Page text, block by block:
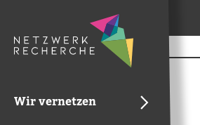
Wir vernetzen